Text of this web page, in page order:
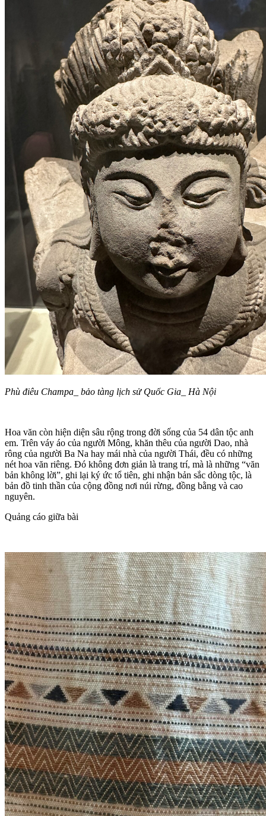
Phù điêu Champa_ bảo tàng lịch sử Quốc Gia_ Hà Nội
Hoa văn còn hiện diện sâu rộng trong đời sống của 54 dân tộc anh
em. Trên váy áo của người Mông, khăn thêu của người Dao, nhà
rông của người Ba Na hay mái nhà của người Thái, đều có những
nét hoa văn riêng. Đó không đơn giản là trang trí, mà là những “văn
bản không lời”, ghi lại ký ức tổ tiên, ghi nhận bản sắc dòng tộc, là
bản đồ tinh thần của cộng đồng nơi núi rừng, đồng bằng và cao
nguyên.
Quảng cáo giữa bài